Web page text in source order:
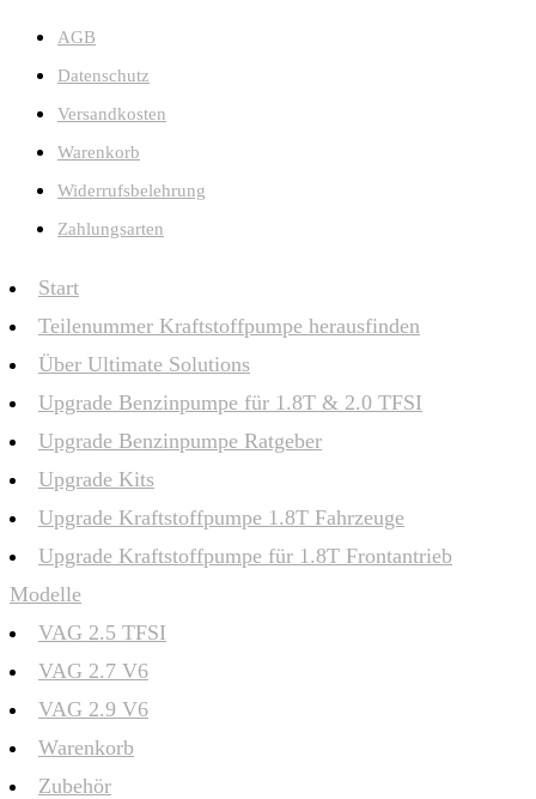
AGB
Datenschutz
Versandkosten
Warenkorb
Widerrufsbelehrung
Zahlungsarten
Start
Teilenummer Kraftstoffpumpe herausfinden
Über Ultimate Solutions
Upgrade Benzinpumpe für 1.8T & 2.0 TFSI
Upgrade Benzinpumpe Ratgeber
Upgrade Kits
Upgrade Kraftstoffpumpe 1.8T Fahrzeuge
Upgrade Kraftstoffpumpe für 1.8T Frontantrieb
Modelle
VAG 2.5 TFSI
VAG 2.7 V6
VAG 2.9 V6
Warenkorb
Zubehör